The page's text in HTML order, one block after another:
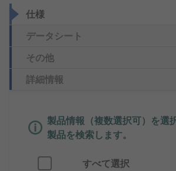
仕様
データシート
その他
詳細情報
製品情報（複数選択可）を選
製品を検索します。
すべて選択